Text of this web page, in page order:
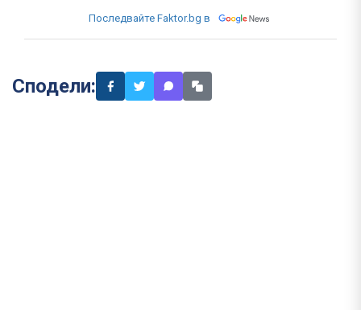
Последвайте Faktor.bg в
Сподели: